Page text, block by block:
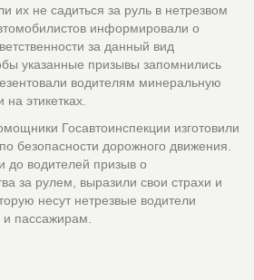
их не садиться за руль в нетрезвом
информировали о
за данный вид
указанные призывы запомнились
водителям минеральную
этикетках.
Госавтоинспекции изготовили
безопасности дорожного движения.
до водителей призыв о
за рулем, выразили свои страхи и
несут нетрезвые водители
пассажирам.